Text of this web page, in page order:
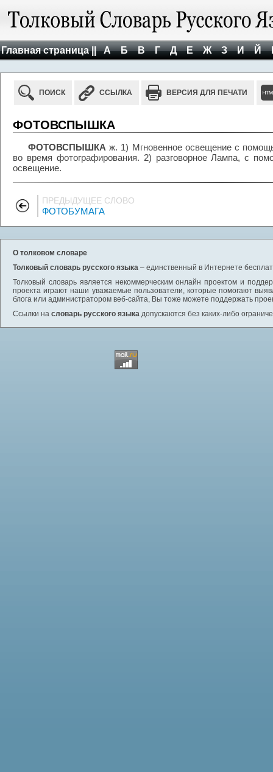
Главная страница || А Б В Г Д Е Ж З И Й
ПОИСК ССЫЛКА ВЕРСИЯ ДЛЯ ПЕЧАТИ
ФОТОВСПЫШКА
ФОТОВСПЫШКА ж. 1) Мгновенное освещение с
во время фотографирования. 2) разговорное Лампа, с
освещение.
ПРЕДЫДУЩЕЕ СЛОВО
ФОТОБУМАГА
О толковом словаре
Толковый словарь русского языка – единственный в Интернете
Толковый словарь является некоммерческим онлайн проектом и
проекта играют наши уважаемые пользователи, которые помогают
блога или администратором веб-сайта, Вы тоже можете поддержать
Ссылки на словарь русского языка допускаются без каких-либо